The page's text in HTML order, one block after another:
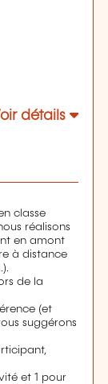
détails
classe
réalisons
en amont
à distance
de la
(et
suggérons
et 1 pour